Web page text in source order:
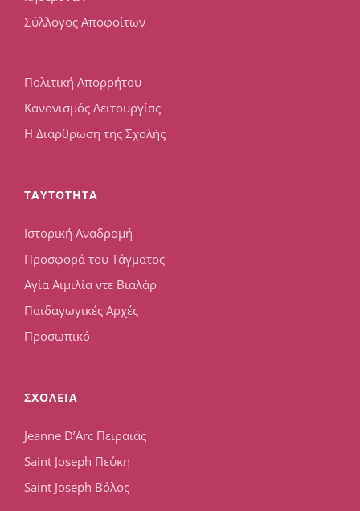
Σύλλογος Αποφοίτων
Πολιτική Απορρήτου
Κανονισμός Λειτουργίας
Η Διάρθρωση της Σχολής
TAYTOTHTA
Ιστορική Αναδρομή
Προσφορά του Τάγματος
Αγία Αιμιλία ντε Βιαλάρ
Παιδαγωγικές Αρχές
Προσωπικό
ΣΧΟΛΕΙΑ
Jeanne D’Arc Πειραιάς
Saint Joseph Πεύκη
Saint Joseph Βόλος